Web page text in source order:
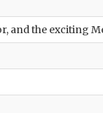
and the exciting